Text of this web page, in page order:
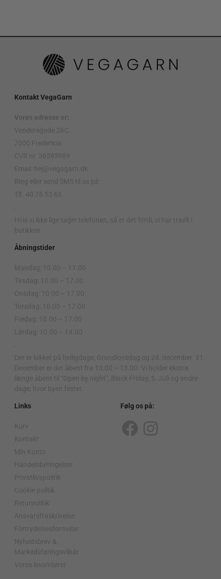
Kontakt VegaGarn
Vores adresse er:
Vendersgade 26C
7000 Fredericia
CVR nr. 36593989
Email: hej@vegagarn.dk
Ring eller send SMS til os på:
Tlf. 40 76 53 63
Hvis vi ikke lige tager telefonen, så er det fordi, vi har travlt i
butikken.
Åbningstider
Mandag: 10.00 – 17.00
Tirsdag: 10.00 – 17.00
Onsdag: 10.00 – 17.00
Torsdag: 10.00 – 17.00
Fredag: 10.00 – 17.00
Lørdag: 10.00 – 14.00
Der er lukket på helligdage, Grundlovsdag og 24. december. 31.
December er der åbent fra 10.00 – 13.00. Vi holder ekstra
længe åbent til “Open by night”, Black Friday, 5. Juli og andre
dage, hvor byen fester.
Links
Kurv
Kontakt
Min Konto
Handelsbetingelser
Privatlivspolitik
Cookie politik
Returpolitik
Ansvarsfraskrivelse
Fortrydelsesformular
Nyhedsbrev &
Markedsføringsvilkår
Vores levandører
Følg os på:
F
I